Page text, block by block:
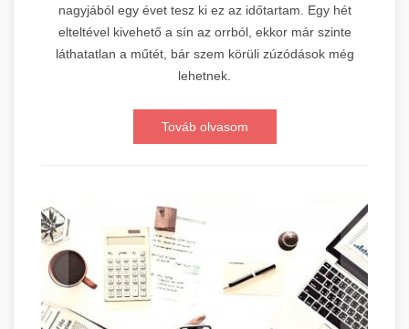
nagyjából egy évet tesz ki ez az időtartam. Egy hét
elteltével kivehető a sín az orrból, ekkor már szinte
láthatatlan a műtét, bár szem körüli zúzódások még
lehetnek.
Továb olvasom